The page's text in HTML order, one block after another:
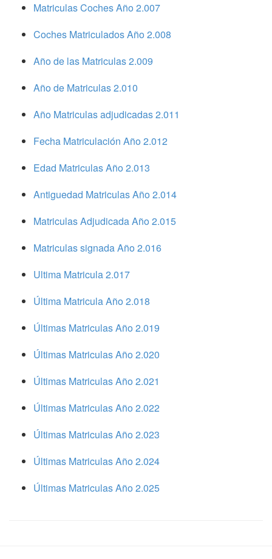
Matriculas Coches Año 2.007
Coches Matriculados Año 2.008
Año de las Matriculas 2.009
Año de Matriculas 2.010
Año Matriculas adjudicadas 2.011
Fecha Matriculación Año 2.012
Edad Matriculas Año 2.013
Antiguedad Matriculas Año 2.014
Matriculas Adjudicada Año 2.015
Matriculas signada Año 2.016
Ultima Matricula 2.017
Última Matricula Año 2.018
Últimas Matriculas Año 2.019
Últimas Matriculas Año 2.020
Últimas Matriculas Año 2.021
Últimas Matriculas Año 2.022
Últimas Matriculas Año 2.023
Últimas Matriculas Año 2.024
Últimas Matriculas Año 2.025